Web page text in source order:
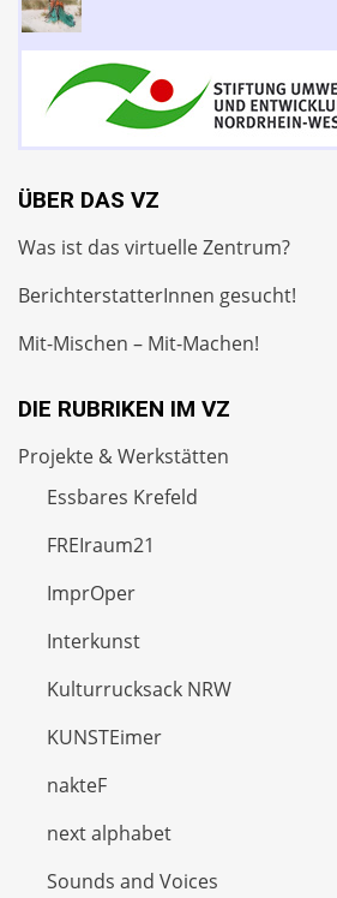
ÜBER DAS VZ
Was ist das virtuelle Zentrum?
BerichterstatterInnen gesucht!
Mit-Mischen – Mit-Machen!
DIE RUBRIKEN IM VZ
Projekte & Werkstätten
Essbares Krefeld
FREIraum21
ImprOper
Interkunst
Kulturrucksack NRW
KUNSTEimer
nakteF
next alphabet
Sounds and Voices